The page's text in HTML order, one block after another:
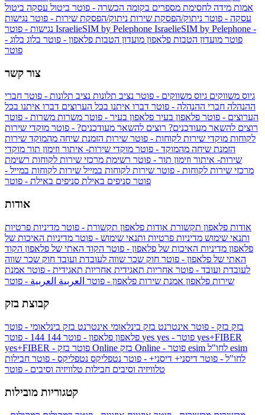
אמות מידה לחסימת מספרים בקומה הכשרה - פוטר ביטול עסקה ביטול
עסקה - פוטר ניתוק/הפסקת שירות ניתוק/הפסקת שירות - פוטר נגישות
IsraelieSIM by Pelephone IsraelieSIM by Pelephone -
פוטר מועדון הטבות פלאפון מועדון הטבות פלאפון - פוטר בלוג בלוג -
פוטר
צור קשר
גיוס משווקים גיוס משווקים - פוטר נציב תלונות נציב תלונות - פוטר חברי
ההנהלה חברי ההנהלה - פוטר דברו איתנו בכל הערוצים דברו איתנו בכל
הערוצים - פוטר פלאפון בעיר פלאפון בעיר - פוטר משרות משרות - פוטר
רוצים להשאר מעודכנים? רוצים להשאר מעודכנים? - פוטר מוקדי שירות
לקוחות מוקדי שירות לקוחות - פוטר שירות הזמנת שיחה מהמוקד שירות
הזמנת שיחה מהמוקד - פוטר מוקדי שירות- איתור וזימון תור מוקדי
שירות- איתור וזימון תור - פוטר רשימת מרכזי שירות לקוחות רשימת
מרכזי שירות לקוחות - פוטר שירות לקוחות במייל שירות לקוחות במייל -
פוטר סניפים באילת סניפים באילת - פוטר
אודות
אודות פלאפון תקשורת אודות פלאפון תקשורת - פוטר מדיניות פרטיות
ותנאי שימוש מדיניות פרטיות ותנאי שימוש - פוטר מדיניות האיכות של
פלאפון מדיניות האיכות של פלאפון - פוטר הקוד האתי של פלאפון הקוד
האתי של פלאפון - פוטר חוק שכר שווה לעובדת ועובד חוק שכר שווה
לעובדת ועובד - פוטר אחריות תאגידית אחריות תאגידית - פוטר אמנת
שירות פלאפון אמנת שירות פלאפון - פוטר العربية العربية - פוטר
קבוצת בזק
בזק בזק - פוטר אינטרנט בזק בינלאומי אינטרנט בזק בינלאומי - פוטר
פלאפון פלאפון - פוטר 144 yes
yes+FIBER
yes+FIBER - פוטר בזק Online
esim
לחו"ל - פוטר דיסני+ דיסני+ - פוטר נטפליקס נטפליקס - פוטר חבילות
טלוויזיה וסיבים חבילות טלוויזיה וסיבים - פוטר
קטגוריות מובילות